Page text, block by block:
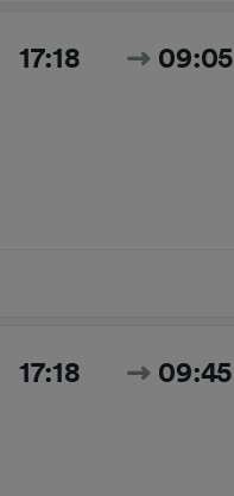
17:18 09:05
17:18 09:45